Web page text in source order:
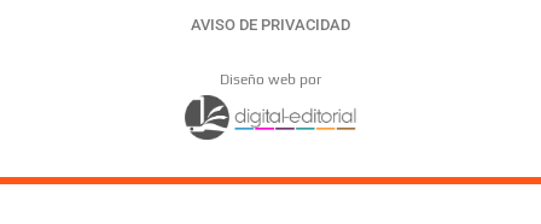
AVISO DE PRIVACIDAD
Diseño web por